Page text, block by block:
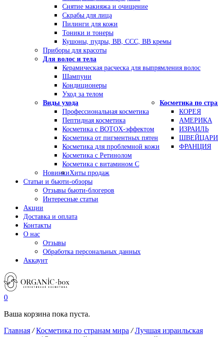
Снятие макияжа и очищение
Скрабы для лица
Пилинги для кожи
Тоники и тонеры
Кушоны, пудры, ВВ, ССС, ВВ кремы
Приборы для красоты
Для волос и тела
Керамическая расческа для выпрямления волос
Шампуни
Кондиционеры
Уход за телом
Виды ухода
Профессиональная косметика
Пептидная косметика
Косметика с BOTOX-эффектом
Косметика от пигментных пятен
Косметика для проблемной кожи
Косметика с Ретинолом
Косметика с витамином С
Косметика по
КОРЕЯ
АМЕРИКА
ИЗРАИЛЬ
ФРАНЦИЯ
НовинкиХиты продаж
Статьи и бьюти-обзоры
Отзывы бьюти-блогеров
Интересные статьи
Акции
Доставка и оплата
Контакты
О нас
Отзывы
Обработка персональных данных
Аккаунт
0
Ваша корзина пока пуста.
Главная /Косметика по странам мира /Лучшая израильская